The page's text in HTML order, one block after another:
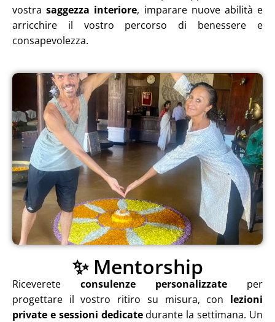
vostrasaggezza interiore, imparare nuove abilità e
arricchire il vostro percorso di benessere e
consapevolezza.
✨ Mentorship
Riceverete consulenze personalizzate per
progettare il vostro ritiro su misura, con lezioni
private e sessioni dedicatedurante la settimana. Un